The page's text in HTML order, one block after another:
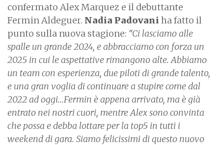
confermato Alex Marquez e il debuttante
Fermin Aldeguer. Nadia Padovani ha fatto il
punto sulla nuova stagione: “Ci lasciamo alle
spalle un grande 2024, e abbracciamo con forza un
2025 in cui le aspettative rimangono alte. Abbiamo
un team con esperienza, due piloti di grande talento,
e una gran voglia di continuare a stupire come dal
2022 ad oggi…Fermin è appena arrivato, ma è già
entrato nei nostri cuori, mentre Alex sono convinta
che possa e debba lottare per la top5 in tutti i
weekend di gara. Siamo felicissimi di questo nuovo